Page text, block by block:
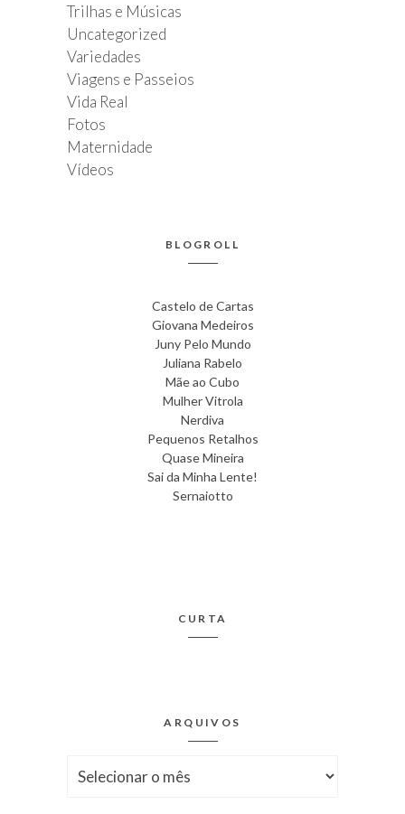
Trilhas e Músicas
Uncategorized
Variedades
Viagens e Passeios
Vida Real
Fotos
Maternidade
Vídeos
BLOGROLL
Castelo de Cartas
Giovana Medeiros
Juny Pelo Mundo
Juliana Rabelo
Mãe ao Cubo
Mulher Vitrola
Nerdiva
Pequenos Retalhos
Quase Mineira
Sai da Minha Lente!
Sernaiotto
CURTA
ARQUIVOS